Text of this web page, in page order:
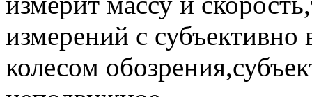
измерений с
колесом